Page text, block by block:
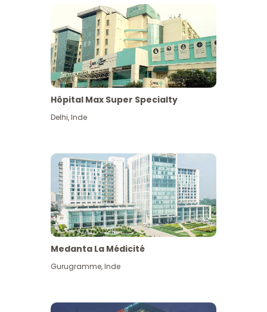
Hôpital Max Super Specialty
Delhi,Inde
Medanta La Médicité
Gurugramme,Inde